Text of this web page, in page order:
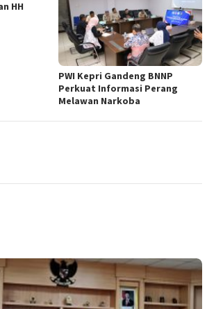
HH
PWI Kepri Gandeng BNNP
Perkuat Informasi Perang
Melawan Narkoba